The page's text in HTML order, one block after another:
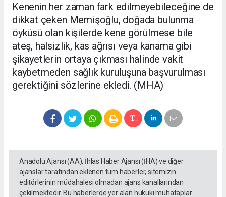
Kenenin her zaman fark edilmeyebileceğine de
dikkat çeken Memişoğlu, doğada bulunma
öyküsü olan kişilerde kene görülmese bile
ateş, halsizlik, kas ağrısı veya kanama gibi
şikayetlerin ortaya çıkması halinde vakit
kaybetmeden sağlık kuruluşuna başvurulması
gerektiğini sözlerine ekledi. (MHA)
Anadolu Ajansı (AA), İhlas Haber Ajansı (İHA) ve diğer
ajanslar tarafından eklenen tüm haberler, sitemizin
editörlerinin müdahalesi olmadan ajans kanallarından
çekilmektedir. Bu haberlerde yer alan hukuki muhataplar